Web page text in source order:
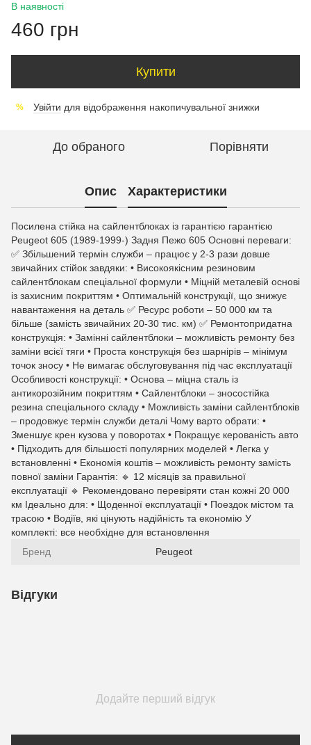
В наявності
460 грн
Купити
% Увійти для відображення накопичувальної знижки
До обраного Порівняти
Опис Характеристики
Посилена стійка на сайлентблоках із гарантією гарантією
Peugeot 605 (1989-1999-) Задня Пежо 605 Основні переваги:
✅ Збільшений термін служби – працює у 2-3 рази довше
звичайних стійок завдяки: • Високоякісним резиновим
сайлентблокам спеціальної формули • Міцній металевій основі
із захисним покриттям • Оптимальній конструкції, що знижує
навантаження на деталь ✅ Ресурс роботи – 50 000 км та
більше (замість звичайних 20-30 тис. км) ✅ Ремонтопридатна
конструкція: • Замінні сайлентблоки – можливість ремонту без
заміни всієї тяги • Проста конструкція без шарнірів – мінімум
точок зносу • Не вимагає обслуговування під час експлуатації
Особливості конструкції: • Основа – міцна сталь із
антикорозійним покриттям • Сайлентблоки – зносостійка
резина спеціального складу • Можливість заміни сайлентблоків
– продовжує термін служби деталі Чому варто обрати: •
Зменшує крен кузова у поворотах • Покращує керованість авто
• Підходить для більшості популярних моделей • Легка у
встановленні • Економія коштів – можливість ремонту замість
повної заміни Гарантія: 🔹 12 місяців за правильної
експлуатації 🔹 Рекомендовано перевіряти стан кожні 20 000
км Ідеально для: • Щоденної експлуатації • Поездок містом та
трасою • Водіїв, які цінують надійність та економію У
комплекті: все необхідне для встановлення
Бренд
Peugeot
Відгуки
Додайте перший відгук